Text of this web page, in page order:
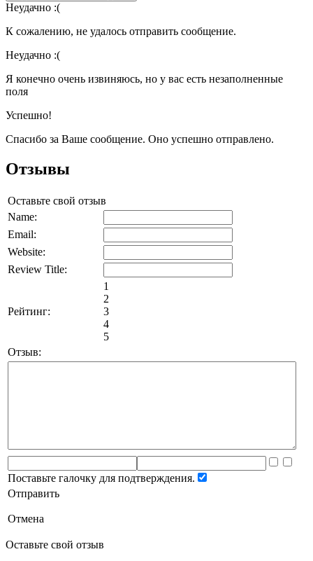
Неудачно :(
К сожалению, не удалось отправить сообщение.
Неудачно :(
Я конечно очень извиняюсь, но у вас есть незаполненные
поля
Успешно!
Спасибо за Ваше сообщение. Оно успешно отправлено.
Отзывы
Оставьте свой отзыв
Name:
Email:
Website:
Review Title:
Рейтинг:
1
2
3
4
5
Отзыв:
Поставьте галочку для подтверждения.
Отправить
Отмена
Оставьте свой отзыв